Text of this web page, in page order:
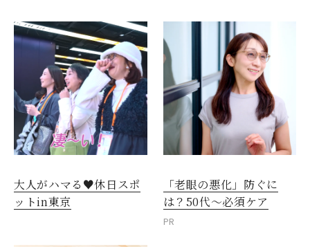
大人がハマる♥休日スポ
ットin東京
「老眼の悪化」防ぐに
は？50代～必須ケア
PR